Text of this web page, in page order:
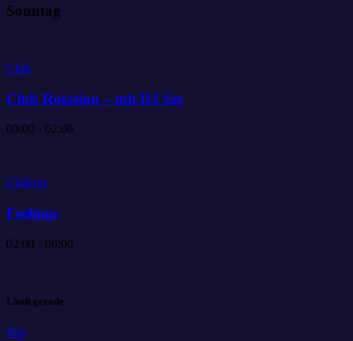
Sonntag
Club
Club Rotation – mit DJ Set
00:00 - 02:00
Chillout
Feelings
02:00 - 06:00
Läuft gerade
Pop